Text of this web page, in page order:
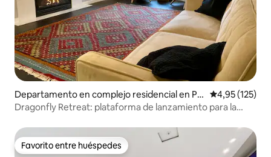
Departamento en complejo residencial en Po
rtland
Calificación
4,95 (125)
Dragonfly Retreat: plataforma de lanzamiento para la
Favorito entre huéspedes
Favorito entre huéspedes